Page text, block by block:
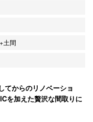
土間
てからのリノベーショ
を加えた贅沢な間取りに